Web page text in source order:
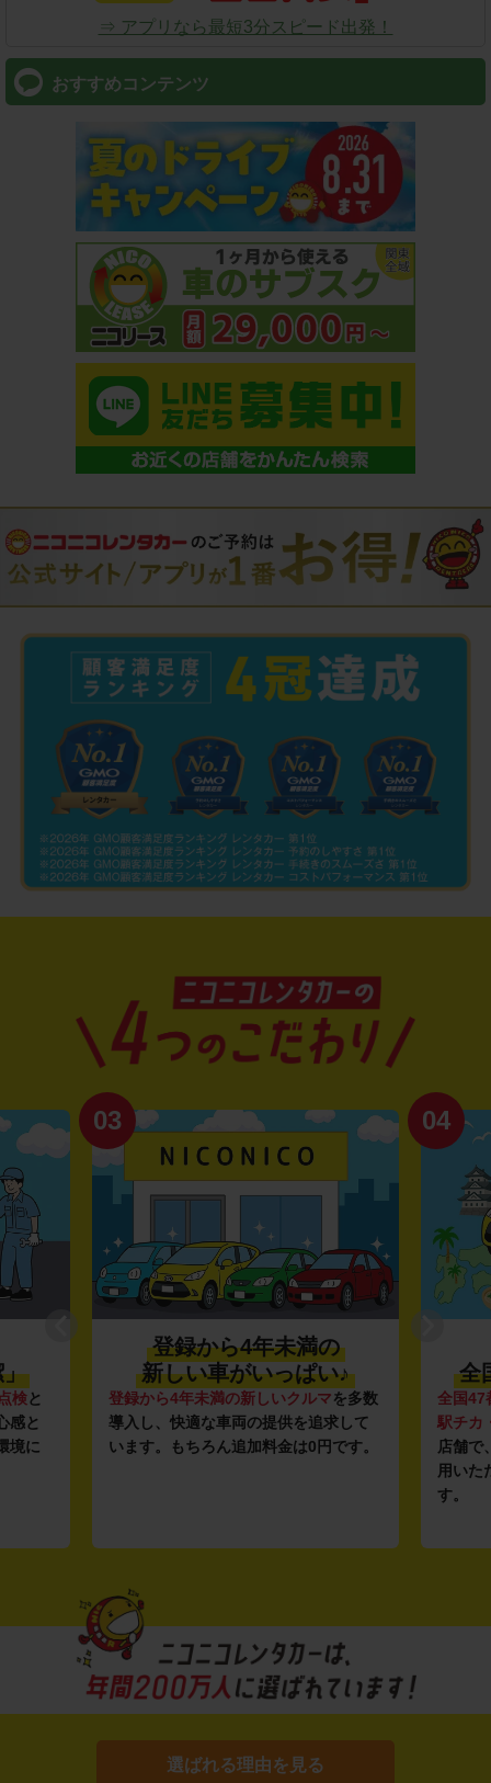
⇒ アプリなら最短3分スピード出発！
おすすめコンテンツ
」
検と
感と
境に
03
登録から4年未満の
新しい車がいっぱい♪
登録から4年未満の新しいクルマを多数
導入し、快適な車両の提供を追求して
います。もちろん追加料金は0円です。
04
全
全国47
駅チカ
店舗で
用いた
す。
選ばれる理由を見る